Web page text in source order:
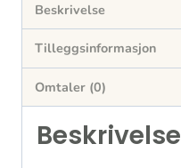
Beskrivelse
Tilleggsinformasjon
Omtaler (0)
Beskrivelse